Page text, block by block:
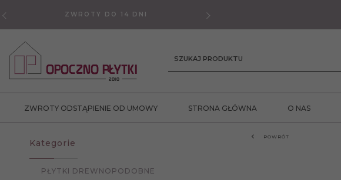
ZWROTY DO 14 DNI
SZUKAJ PRODUKTU
ZWROTY ODSTĄPIENIE OD UMOWY STRONA GŁÓWNA O NAS
Kategorie
PŁYTKI DREWNOPODOBNE
POWRÓT